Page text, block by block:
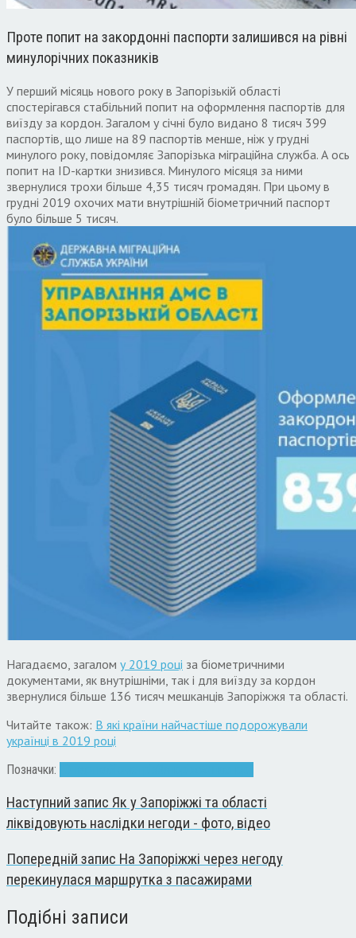
Проте попит на закордонні паспорти залишився на рівні
минулорічних показників
У перший місяць нового року в Запорізькій області
спостерігався стабільний попит на оформлення паспортів для
виїзду за кордон. Загалом у січні було видано 8 тисяч 399
паспортів, що лише на 89 паспортів менше, ніж у грудні
минулого року, повідомляє Запорізька міграційна служба. А ось
попит на ID-картки знизився. Минулого місяця за ними
звернулися трохи більше 4,35 тисяч громадян. При цьому в
грудні 2019 охочих мати внутрішній біометричний паспорт
було більше 5 тисяч.
Нагадаємо, загалом у 2019 році за біометричними
документами, як внутрішніми, так і для виїзду за кордон
звернулися більше 136 тисяч мешканців Запоріжжя та області.
Читайте також: В які країни найчастіше подорожували
українці в 2019 році
Позначки:
Наступний запис Як у Запоріжжі та області
ліквідовують наслідки негоди - фото, відео
Попередній запис На Запоріжжі через негоду
перекинулася маршрутка з пасажирами
Подібні записи